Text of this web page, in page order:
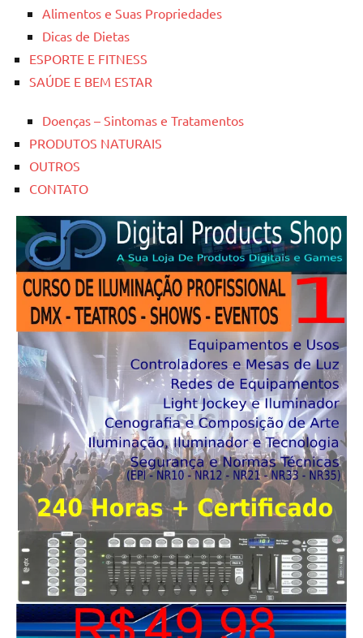
Alimentos e Suas Propriedades
Dicas de Dietas
ESPORTE E FITNESS
SAÚDE E BEM ESTAR
Doenças – Sintomas e Tratamentos
PRODUTOS NATURAIS
OUTROS
CONTATO